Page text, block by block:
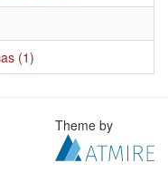
(1)
Theme by